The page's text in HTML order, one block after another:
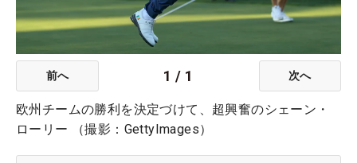
前へ 1 / 1 次へ
欧州チームの勝利を決定づけて、超興奮のシェーン・
ローリー （撮影：GettyImages）